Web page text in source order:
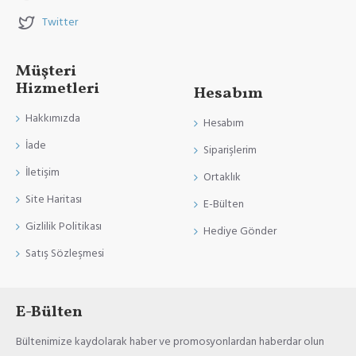
Twitter
Müşteri
Hizmetleri
Hakkımızda
İade
İletişim
Site Haritası
Gizlilik Politikası
Satış Sözleşmesi
Hesabım
Hesabım
Siparişlerim
Ortaklık
E-Bülten
Hediye Gönder
E-Bülten
Bültenimize kaydolarak haber ve promosyonlardan haberdar olun